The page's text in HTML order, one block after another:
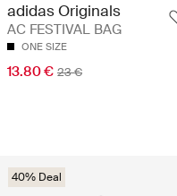
adidas Originals
AC FESTIVAL BAG
ONE SIZE
13.80 € 23 €
40% Deal